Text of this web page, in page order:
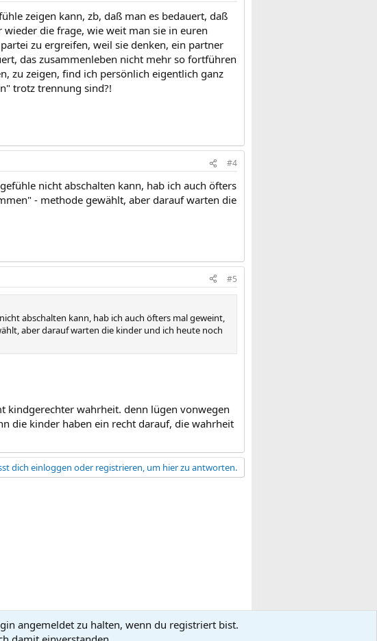
zeigen kann, zb, daß man es bedauert, daß
die frage, wie weit man sie in euren
zu ergreifen, weil sie denken, ein partner
das zusammenleben nicht mehr so fortführen
zu zeigen, find ich persönlich eigentlich ganz
trotz trennung sind?!
#4
nicht abschalten kann, hab ich auch öfters
- methode gewählt, aber darauf warten die
#5
abschalten kann, hab ich auch öfters mal geweint,
aber darauf warten die kinder und ich heute noch
kindgerechter wahrheit. denn lügen vonwegen
die kinder haben ein recht darauf, die wahrheit
dich einloggen oder registrieren, um hier zu antworten.
Nutzungsbedingungen Datenschutz
angemeldet zu halten, wenn du registriert bist.